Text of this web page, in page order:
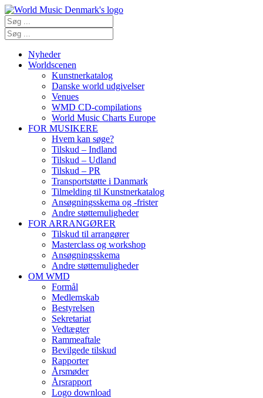
Nyheder
Worldscenen
Kunstnerkatalog
Danske world udgivelser
Venues
WMD CD-compilations
World Music Charts Europe
FOR MUSIKERE
Hvem kan søge?
Tilskud – Indland
Tilskud – Udland
Tilskud – PR
Transportstøtte i Danmark
Tilmelding til Kunstnerkatalog
Ansøgningsskema og -frister
Andre støttemuligheder
FOR ARRANGØRER
Tilskud til arrangører
Masterclass og workshop
Ansøgningsskema
Andre støttemuligheder
OM WMD
Formål
Medlemskab
Bestyrelsen
Sekretariat
Vedtægter
Rammeaftale
Bevilgede tilskud
Rapporter
Årsmøder
Årsrapport
Logo download